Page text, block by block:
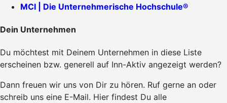
MCI | Die Unternehmerische Hochschule®
Dein Unternehmen
Du möchtest mit Deinem Unternehmen in diese Liste
erscheinen bzw. generell auf Inn-Aktiv angezeigt werden?
Dann freuen wir uns von Dir zu hören. Ruf gerne an oder
schreib uns eine E-Mail. Hier findest Du alle